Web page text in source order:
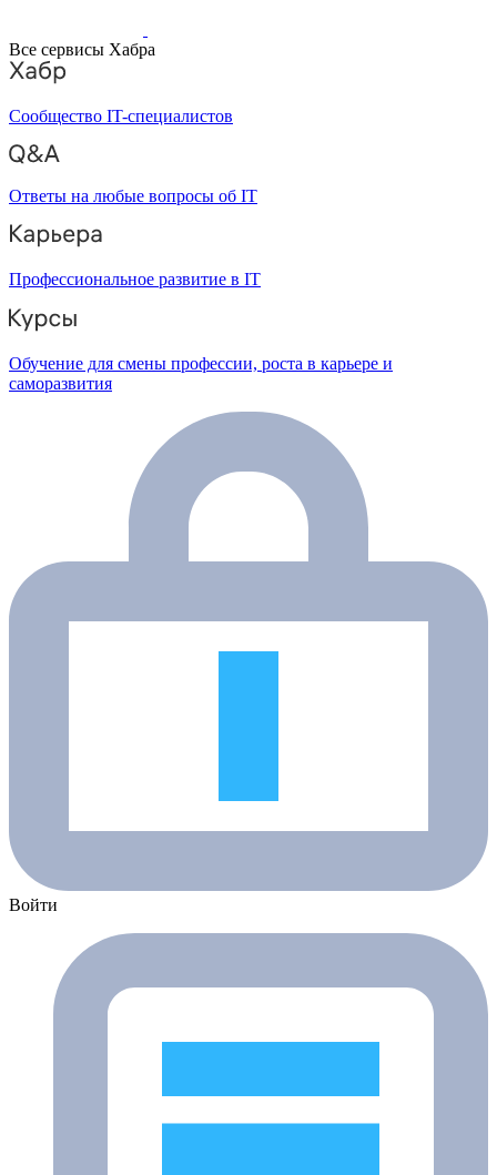
Все сервисы Хабра
Сообщество IT-специалистов
Ответы на любые вопросы об IT
Профессиональное развитие в IT
Обучение для смены профессии, роста в карьере и
саморазвития
Войти